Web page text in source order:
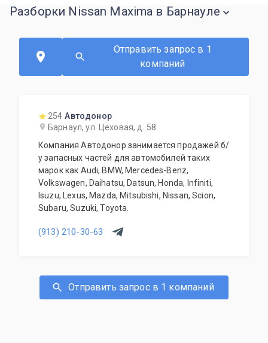
Разборки Nissan Maxima в Барнауле
Отправить запрос в 1
компаний
254 Автодонор
Барнаул, ул. Цеховая, д. 58
Компания Автодонор занимается продажей б/
у запасных частей для автомобилей таких
марок как Audi, BMW, Mercedes-Benz,
Volkswagen, Daihatsu, Datsun, Honda, Infiniti,
Isuzu, Lexus, Mazda, Mitsubishi, Nissan, Scion,
Subaru, Suzuki, Toyota.
(913) 210-30-63
Отправить запрос в 1 компаний